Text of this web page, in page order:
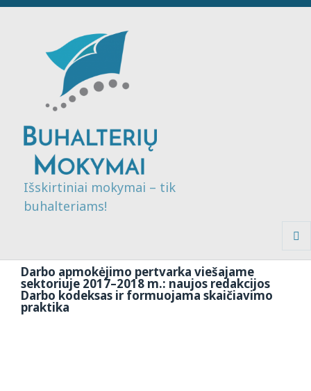
Išskirtiniai mokymai – tik
buhalteriams!
Darbo apmokėjimo pertvarka viešajame
sektoriuje 2017–2018 m.: naujos redakcijos
Darbo kodeksas ir formuojama skaičiavimo
praktika